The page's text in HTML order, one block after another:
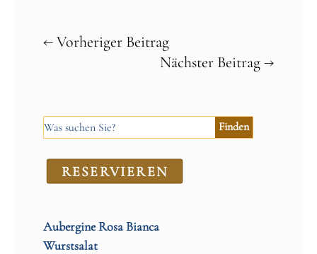
←Vorheriger Beitrag
Nächster Beitrag→
RE­SER­VIEREN
Aubergine Rosa Bianca
Wurstsalat